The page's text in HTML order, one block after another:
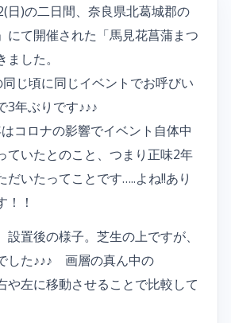
日)の二日間、奈良県北葛城郡の
にて開催された「馬見花菖蒲まつ
した。
じ頃に同じイベントでお呼びい
3年ぶりです♪♪♪
コロナの影響でイベント自体中
ていたとのこと、つまり正味2年
だいたってことです…..よね!!あり
！！
置後の様子。芝生の上ですが、
した♪♪♪ 画層の真ん中の
左に移動させることで比較して